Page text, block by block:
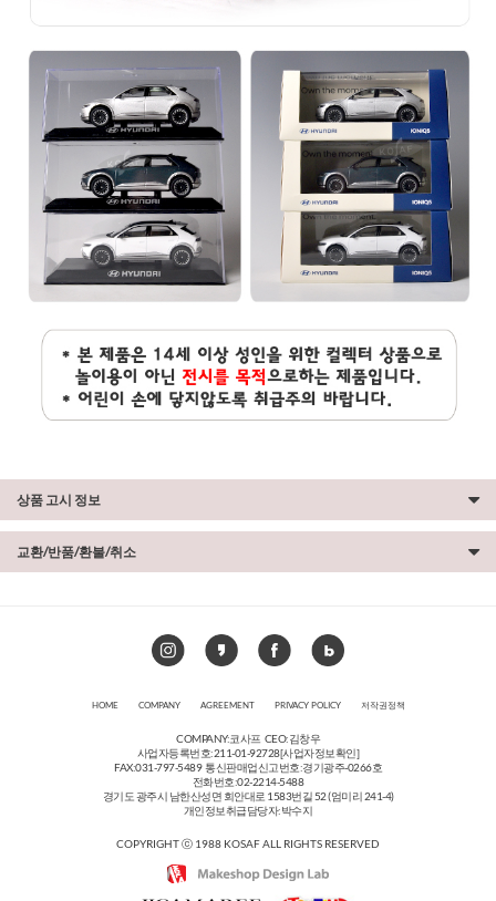
상품 고시 정보
교환/반품/환불/취소
HOME COMPANY AGREEMENT PRIVACY POLICY 저작권정책
COMPANY:코사프 CEO:김창우
사업자등록번호:211-01-92728[사업자정보확인]
FAX:031-797-5489 통신판매업신고번호:경기광주-0266호
전화번호:02-2214-5488
경기도 광주시 남한산성면 회안대로 1583번길 52 (엄미리 241-4)
개인정보취급담당자:박수지
COPYRIGHT ⓒ 1988 KOSAF ALL RIGHTS RESERVED